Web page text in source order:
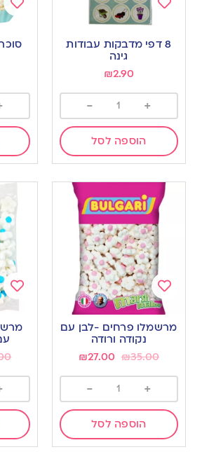
to 8 דפי מדבקות עבודות
גינה
₪2.90
+
-
הוספה לסל
Add
to
Add
to
wishlist
מרשמלו פרחים -לבן עם
נקודה ורודה
₪35.00
₪27.00
+
-
הוספה לסל
Add
to